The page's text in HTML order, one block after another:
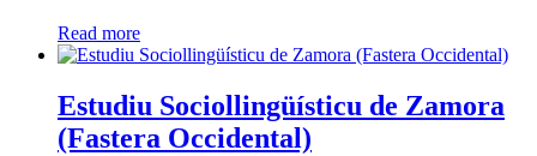
Read more
Estudiu Sociollingüísticu de Zamora
(Fastera Occidental)